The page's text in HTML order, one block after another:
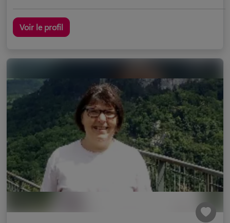
Voir le profil